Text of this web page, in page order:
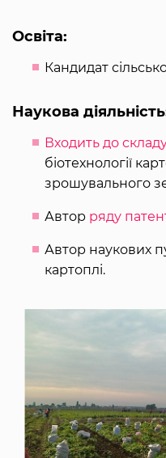
Освіта:
Кандидат
Наукова
Входить до
біотехнології
зрошувального
Автор ряду
Автор наукових
картоплі.